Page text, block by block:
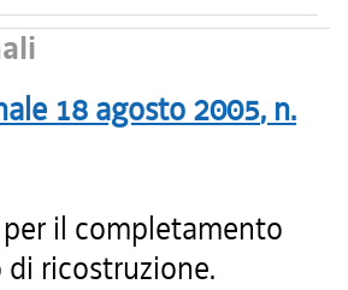
18 agosto 2005, n.
il completamento
di ricostruzione.